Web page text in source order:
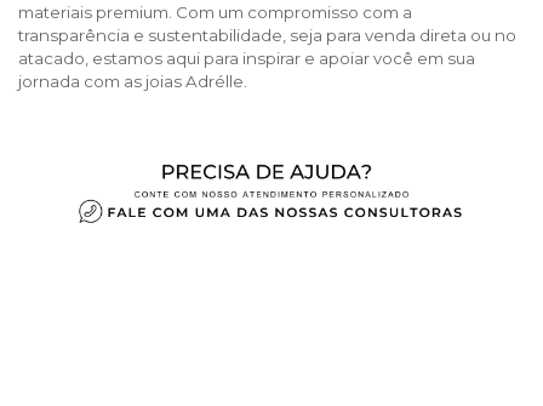
materiais premium. Com um compromisso com a
transparência e sustentabilidade, seja para venda direta ou no
atacado, estamos aqui para inspirar e apoiar você em sua
jornada com as joias Adrélle.